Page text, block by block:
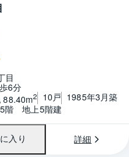
目
6分
88.40m2 10戸 1985年3月築
階　地上5階建
入り 詳細